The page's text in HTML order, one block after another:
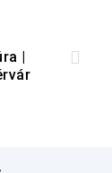
|
